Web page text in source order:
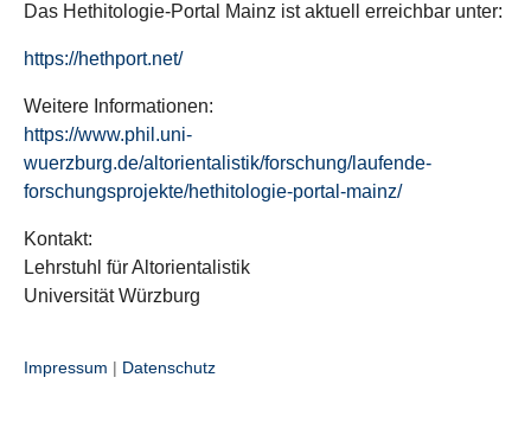
Das Hethitologie-Portal Mainz ist aktuell erreichbar unter:
https://hethport.net/
Weitere Informationen:
https://www.phil.uni-
wuerzburg.de/altorientalistik/forschung/laufende-
forschungsprojekte/hethitologie-portal-mainz/
Kontakt:
Lehrstuhl für Altorientalistik
Universität Würzburg
Impressum | Datenschutz